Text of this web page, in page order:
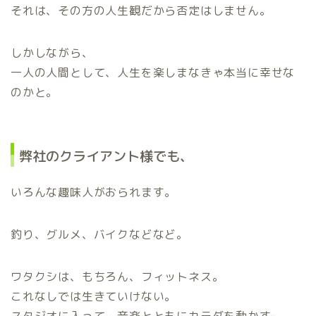
それは、その方の人生観だから否定はしません。
しかしながら、
一人の人間として、人生を楽しまなきゃ本当に幸せな
のかと。
弊社のクライアント様でも、
いろんな趣味人がおられます。
釣り、グルメ、バイクなどなど。
ワタクシは、もちろん、フィットネス。
これなしでは生きていけない。